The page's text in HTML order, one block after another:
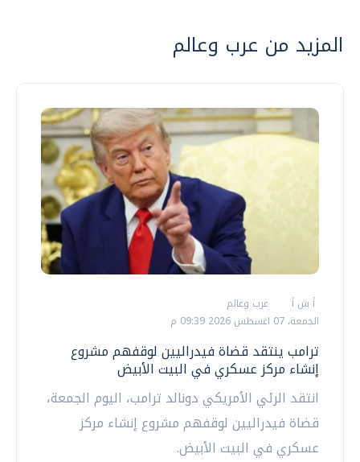
المزيد من عرب وعالم
أ ش أ
عرب وعالم
الجمعة، 07 اغسطس 2026 09:39 م
ترامب ينتقد قضاة فيدراليين لوقفهم مشروع
إنشاء مركز عسكري في البيت الأبيض
انتقد الرئي الأمريكي دونالد ترامب، اليوم الجمعة،
قضاة فيدراليين لوقفهم مشروع إنشاء مركز
عسكري في البيت الأبيض.